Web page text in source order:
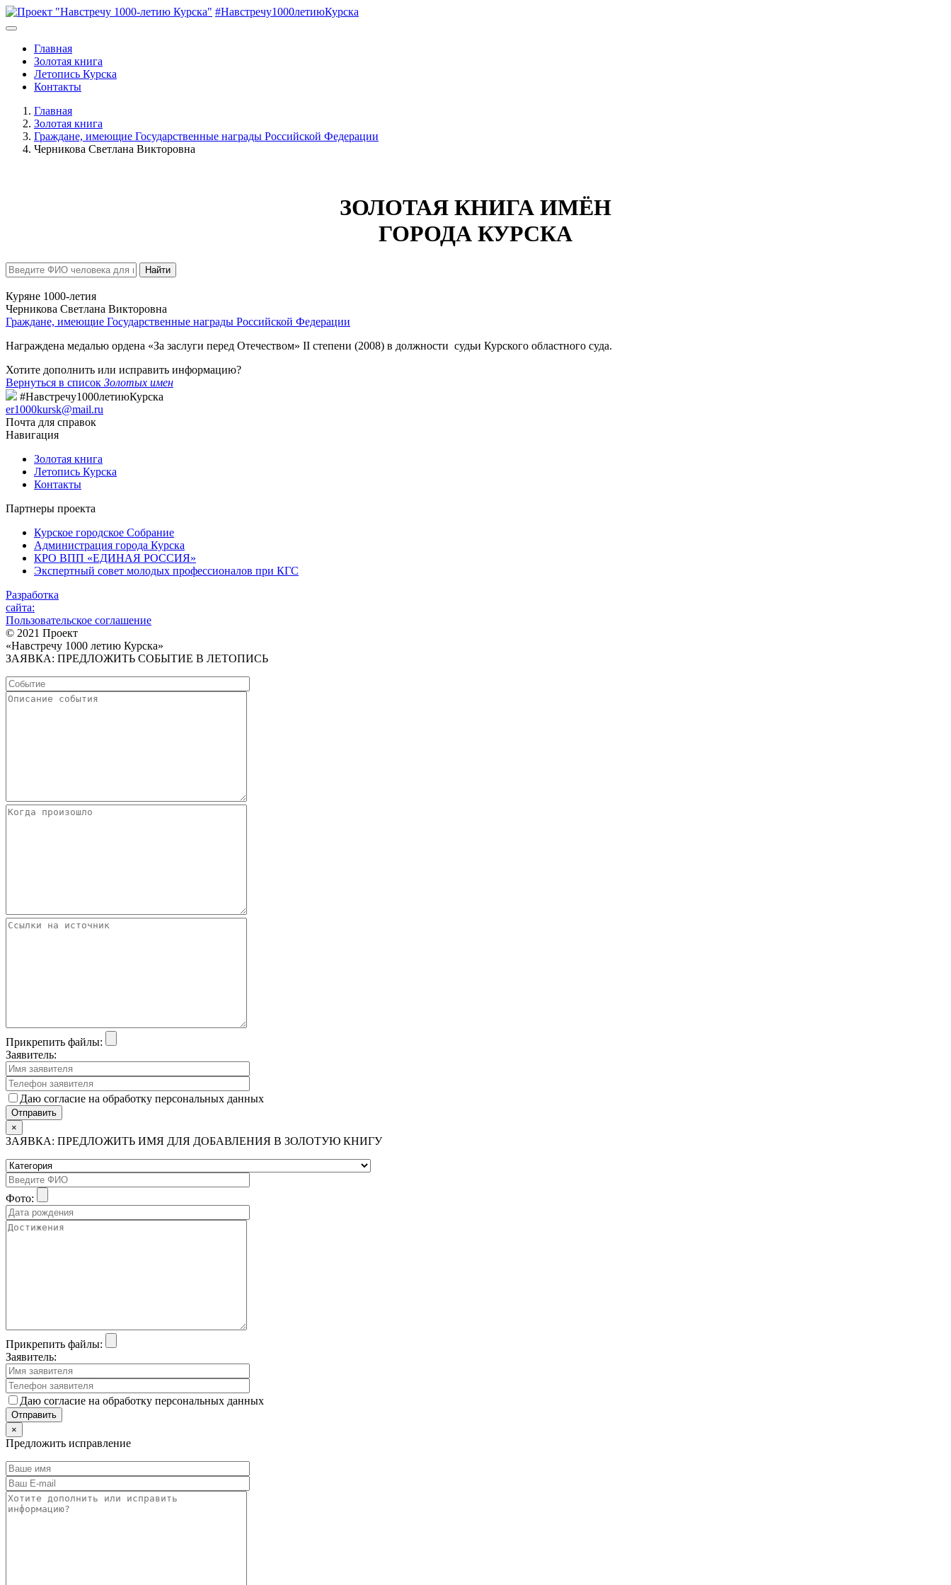
#Навстречу1000летиюКурска
Главная
Золотая книга
Летопись Курска
Контакты
Главная
Золотая книга
Граждане, имеющие Государственные награды Российской Федерации
Черникова Светлана Викторовна
ЗОЛОТАЯ КНИГА ИМЁН
ГОРОДА КУРСКА
Найти
Куряне 1000-летия
Черникова Светлана Викторовна
Граждане, имеющие Государственные награды Российской Федерации
Награждена медалью ордена «За заслуги перед Отечеством» II степени (2008) в должности судьи Курского областного суда.
Хотите дополнить или исправить информацию?
Вернуться в список Золотых имен
#Навстречу1000летиюКурска
er1000kursk@mail.ru
Почта для справок
Навигация
Золотая книга
Летопись Курска
Контакты
Партнеры проекта
Курское городское Собрание
Администрация города Курска
КРО ВПП «ЕДИНАЯ РОССИЯ»
Экспертный совет молодых профессионалов при КГС
Разработка
сайта:
Пользовательское соглашение
© 2021 Проект
«Навстречу 1000 летию Курска»
ЗАЯВКА: ПРЕДЛОЖИТЬ СОБЫТИЕ В ЛЕТОПИСЬ
Прикрепить файлы:
Заявитель:
Даю согласие на обработку персональных данных
×
ЗАЯВКА: ПРЕДЛОЖИТЬ ИМЯ ДЛЯ ДОБАВЛЕНИЯ В ЗОЛОТУЮ КНИГУ
Фото:
Прикрепить файлы:
Заявитель:
Даю согласие на обработку персональных данных
×
Предложить исправление